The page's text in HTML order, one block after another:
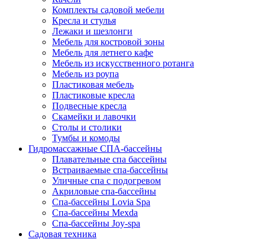
Комплекты садовой мебели
Кресла и стулья
Лежаки и шезлонги
Мебель для костровой зоны
Мебель для летнего кафе
Мебель из искусственного ротанга
Мебель из роупа
Пластиковая мебель
Пластиковые кресла
Подвесные кресла
Скамейки и лавочки
Столы и столики
Тумбы и комоды
Гидромассажные СПА-бассейны
Плавательные спа бассейны
Встраиваемые спа-бассейны
Уличные спа с подогревом
Акриловые спа-бассейны
Спа-бассейны Lovia Spa
Спа-бассейны Mexda
Спа-бассейны Joy-spa
Садовая техника